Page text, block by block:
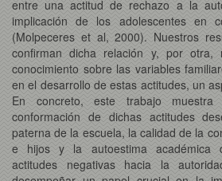
entre una actitud de rechazo a la
implicación de los adolescentes en
(Molpeceres et al, 2000). Nuestros
confirman dicha relación y, por otra,
conocimiento sobre las variables
en el desarrollo de estas actitudes, un
En concreto, este trabajo
conformación de dichas actitudes
paterna de la escuela, la calidad de la
e hijos y la autoestima académica
actitudes negativas hacia la